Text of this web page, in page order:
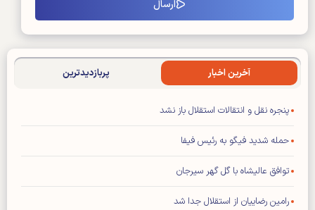
آخرین اخبار پربازدیدترین
پنجره نقل و انتقالات استقلال باز نشد
حمله شدید فیگو به رئیس فیفا
توافق عالیشاه با گل گهر سیرجان
رامین رضاییان از استقلال جدا شد